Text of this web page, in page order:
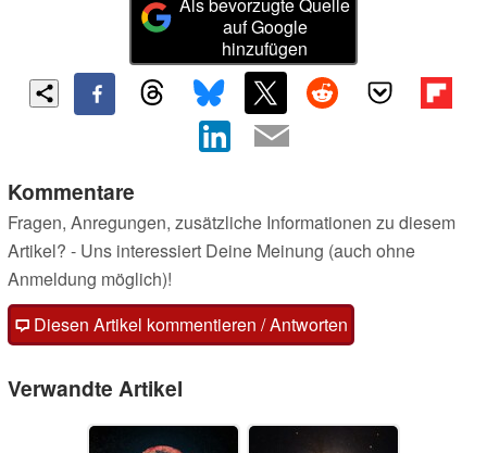
auf Google
hinzufügen
Kommentare
Fragen, Anregungen, zusätzliche Informationen zu diesem
Artikel? - Uns interessiert Deine Meinung (auch ohne
Anmeldung möglich)!
Diesen Artikel kommentieren / Antworten
Verwandte Artikel